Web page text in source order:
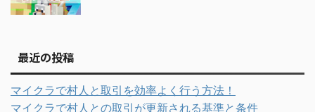
最近の投稿
マイクラで村人と取引を効率よく行う方法！
マイクラで村人との取引が更新される基準と条件